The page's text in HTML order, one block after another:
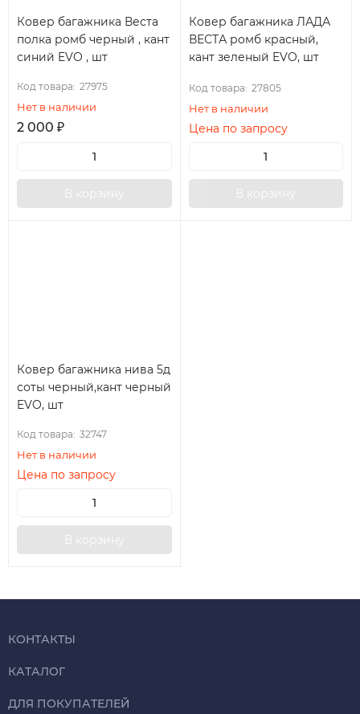
Ковер багажника Веста
полка ромб черный , кант
синий EVO , шт
Код товара: 27975
Нет в наличии
2 000 ₽
В корзину
Ковер багажника ЛАДА
ВЕСТА ромб красный,
кант зеленый EVO, шт
Код товара: 27805
Нет в наличии
Цена по запросу
В корзину
Ковер багажника нива 5д
соты черный,кант черный
EVO, шт
Код товара: 32747
Нет в наличии
Цена по запросу
В корзину
КОНТАКТЫ
КАТАЛОГ
ДЛЯ ПОКУПАТЕЛЕЙ